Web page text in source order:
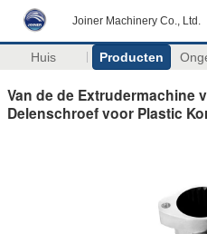
Joiner Machinery Co., Ltd.
Huis Producten
Van de de Extrudermachine
Delenschroef voor Plastic